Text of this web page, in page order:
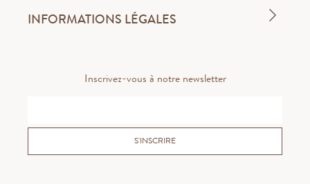
INFORMATIONS LÉGALES
Inscrivez-vous à notre newsletter
S'INSCRIRE